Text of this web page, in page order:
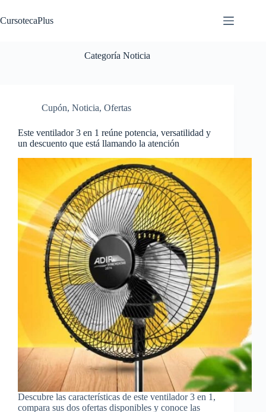
al
contenido
CursotecaPlus
Categoría Noticia
Cupón, Noticia, Ofertas
Este ventilador 3 en 1 reúne potencia, versatilidad y
un descuento que está llamando la atención
Descubre las características de este ventilador 3 en 1,
compara sus dos ofertas disponibles y conoce las